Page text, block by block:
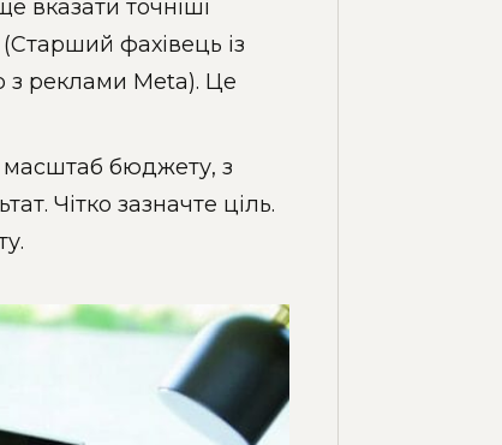
вказати точніші
фахівець із
з реклами Meta). Це
масштаб бюджету, з
Чітко зазначте ціль.